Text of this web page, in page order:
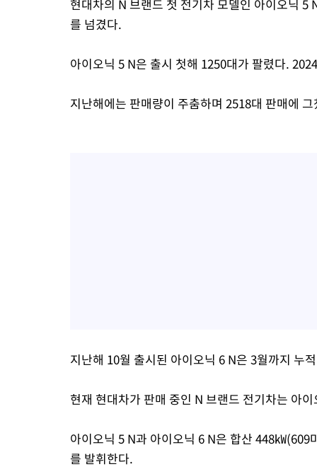
현대차의 N 브랜드 첫 전기차 모델인 아이오닉
를 넘겼다.
아이오닉 5 N은 출시 첫해 1250대가 팔렸다.
지난해에는 판매량이 주춤하며 2518대 판매에
지난해 10월 출시된 아이오닉 6 N은 3월까지 누
현재 현대차가 판매 중인 N 브랜드 전기차는 아
아이오닉 5 N과 아이오닉 6 N은 합산 448㎾
를 발휘한다.